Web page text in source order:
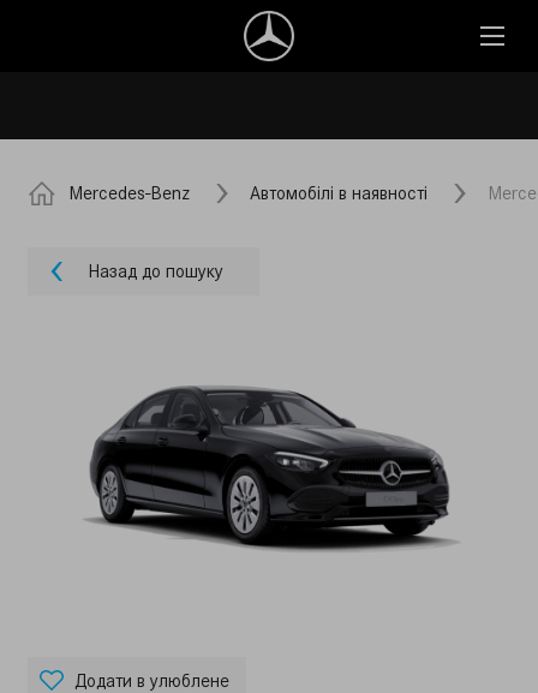
Mercedes-Benz Автомобілі в наявності
Назад до пошуку
Додати в улюблене